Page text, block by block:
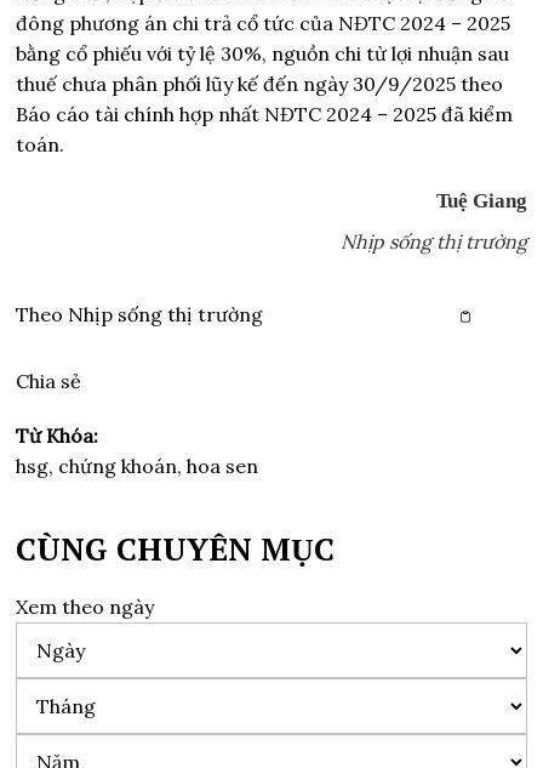
đông phương án chi trả cổ tức của NĐTC 2024 – 2025
bằng cổ phiếu với tỷ lệ 30%, nguồn chi từ lợi nhuận sau
thuế chưa phân phối lũy kế đến ngày 30/9/2025 theo
Báo cáo tài chính hợp nhất NĐTC 2024 – 2025 đã kiểm
toán.
Tuệ Giang
Nhịp sống thị trường
Theo Nhịp sống thị trường
Chia sẻ
Từ Khóa:
hsg, chứng khoán, hoa sen
CÙNG CHUYÊN MỤC
Xem theo ngày